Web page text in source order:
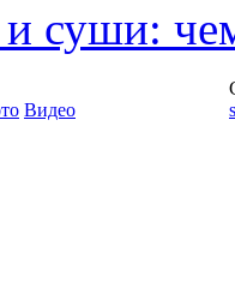
суши:
Видео